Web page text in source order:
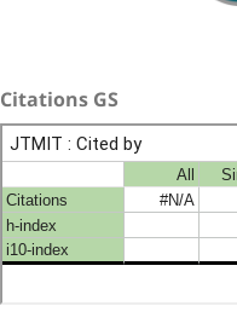
Citations GS